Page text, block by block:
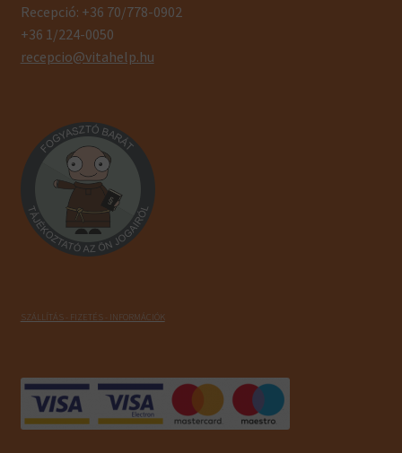
Recepció: +36 70/778-0902
+36 1/224-0050
recepcio@vitahelp.hu
SZÁLLÍTÁS - FIZETÉS - INFORMÁCIÓK